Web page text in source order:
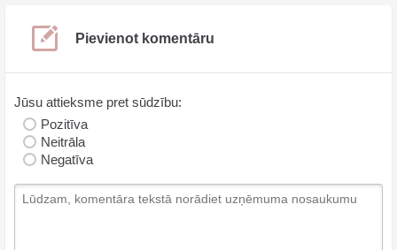
Pievienot komentāru
Jūsu attieksme pret sūdzību:
Pozitīva
Neitrāla
Negatīva